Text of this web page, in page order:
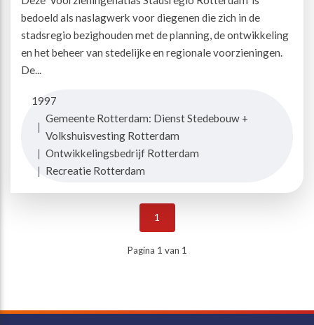
bedoeld als naslagwerk voor diegenen die zich in de
stadsregio bezighouden met de planning, de ontwikkeling
en het beheer van stedelijke en regionale voorzieningen.
De...
1997
|
Gemeente Rotterdam: Dienst Stedebouw +
Volkshuisvesting Rotterdam
| Ontwikkelingsbedrijf Rotterdam
| Recreatie Rotterdam
1
Pagina 1 van 1